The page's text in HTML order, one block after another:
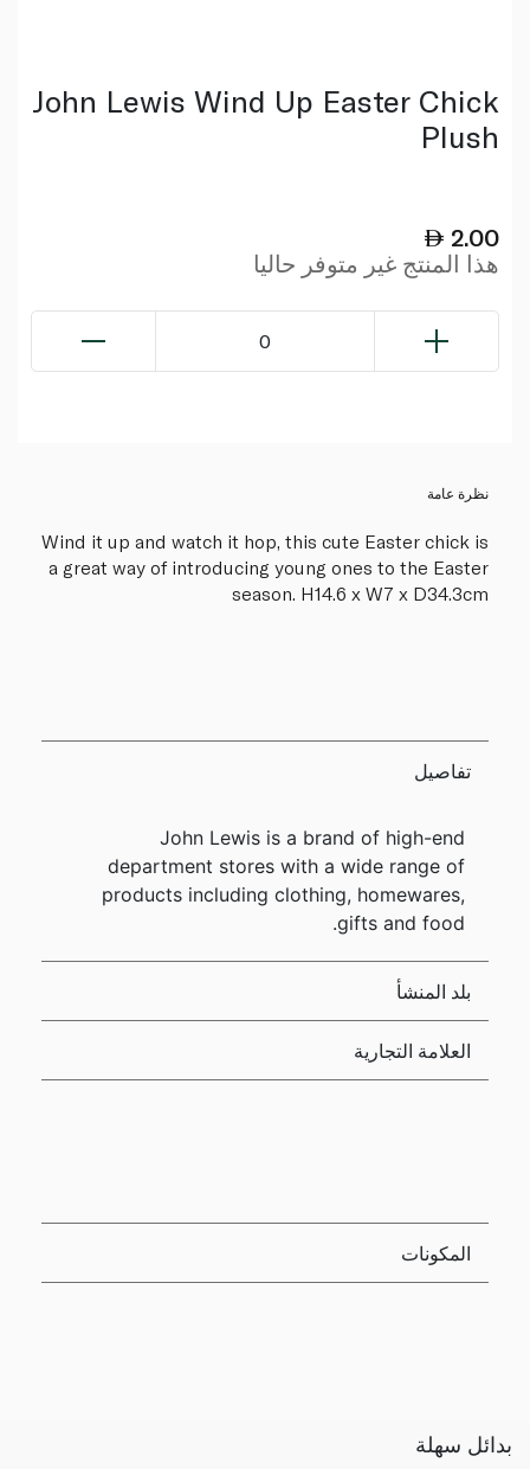
John Lewis Wind Up Easter Chick
Plush
2.00
هذا المنتج غير متوفر حاليا
0
نظرة عامة
Wind it up and watch it hop, this cute Easter chick is
a great way of introducing young ones to the Easter
season. H14.6 x W7 x D34.3cm
تفاصيل
John Lewis is a brand of high-end
department stores with a wide range of
products including clothing, homewares,
gifts and food.
بلد المنشأ
العلامة التجارية
المكونات
بدائل سهلة